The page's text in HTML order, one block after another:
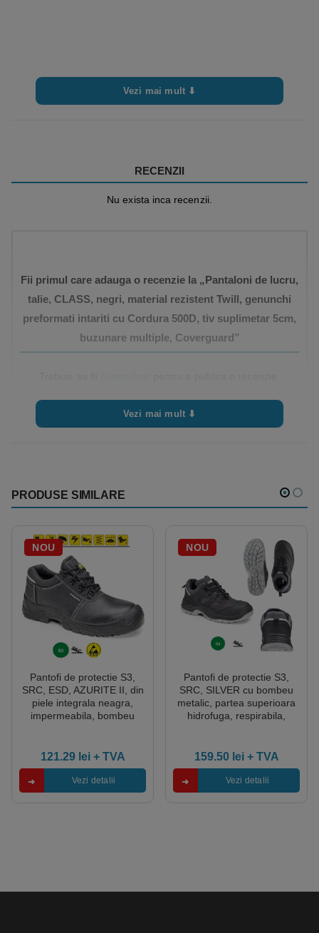
Vezi mai mult ⬇
RECENZII
Nu exista inca recenzii.
Fii primul care adauga o recenzie la „Pantaloni de lucru,
talie, CLASS, negri, material rezistent Twill, genunchi
preformati intariti cu Cordura 500D, tiv suplimetar 5cm,
buzunare multiple, Coverguard”
Vezi mai mult ⬇
PRODUSE SIMILARE
NOU
Pantofi de protectie S3,
SRC, ESD, AZURITE II, din
piele integrala neagra,
impermeabila, bombeu
reflectorizanta, Coverguard
121.29 lei+ TVA
Vezi detalii
NOU
Pantofi de protectie S3,
SRC, SILVER cu bombeu
metalic, partea superioara
hidrofuga, respirabila,
159.50 lei+ TVA
Vezi detalii